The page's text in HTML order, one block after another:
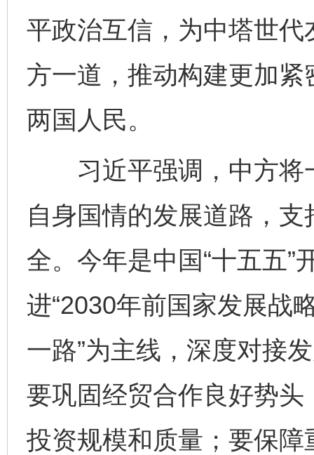
平政治互信，为中塔世
方一道，推动构建更加
两国人民。
习近平强调，中方将
自身国情的发展道路，
全。今年是中国“十五五”
进“2030年前国家发展战
一路”为主线，深度对接
要巩固经贸合作良好势
投资规模和质量；要保